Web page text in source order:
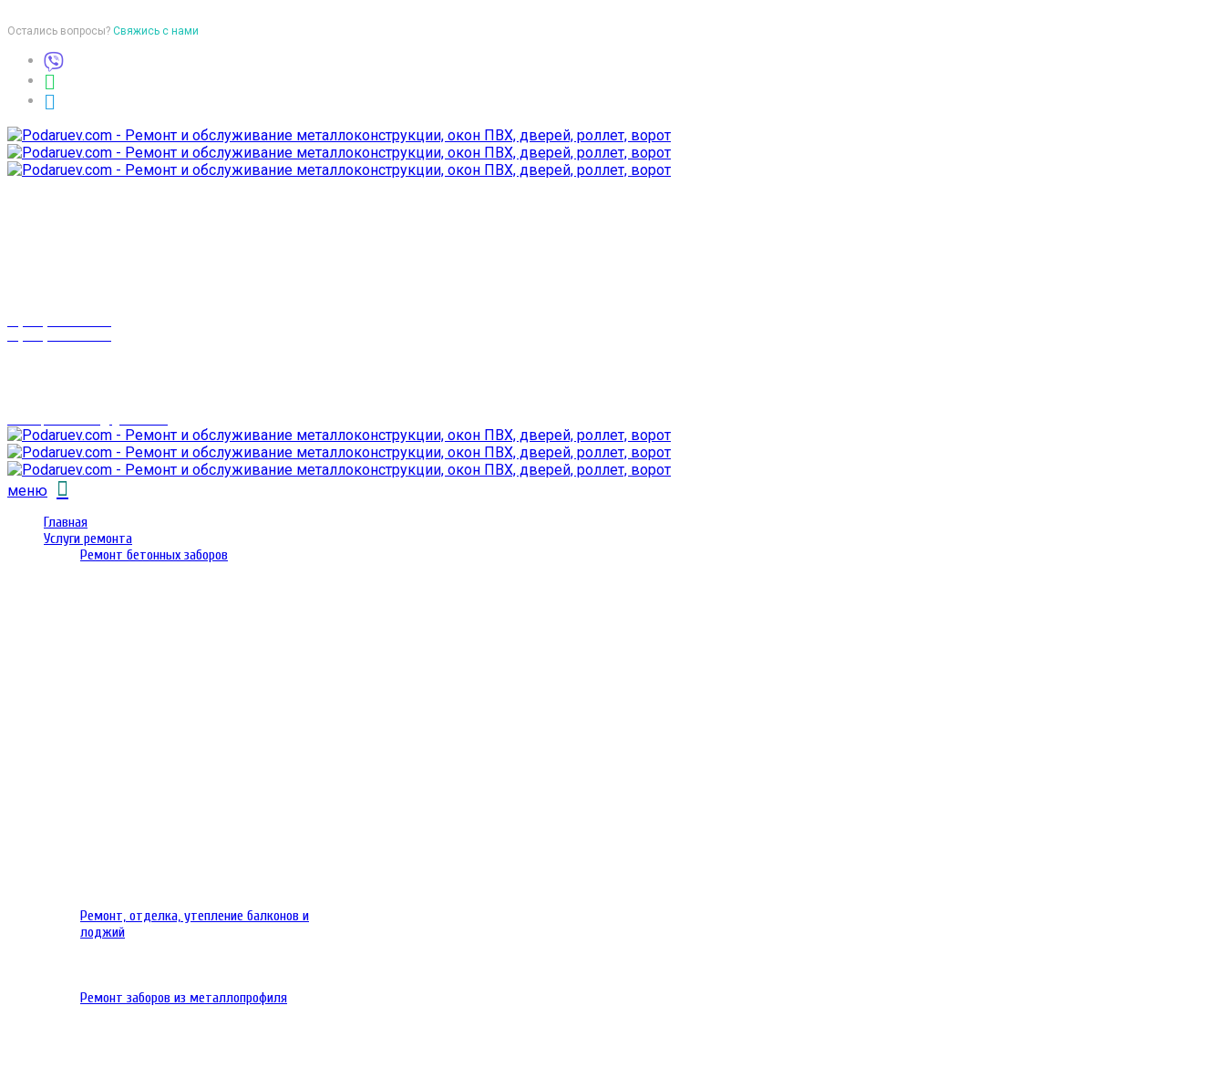
Остались вопросы? Свяжись с нами
меню
Главная
Услуги ремонта
Ремонт бетонных заборов
Ремонт, отделка, утепление балконов и
лоджий
Ремонт заборов из металлопрофиля